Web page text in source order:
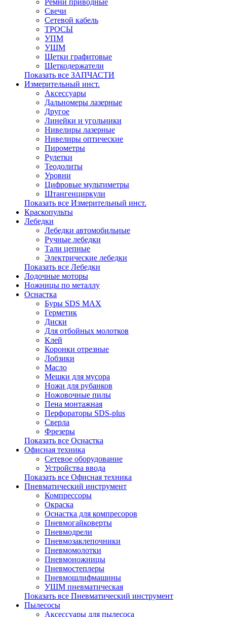
Ремни приводные
Свечи
Сетевой кабель
ТРОСЫ
УПМ
УШМ
Щетки графитовые
Щеткодержатели
Показать все ЗАПЧАСТИ
Измерительный инст.
Аксессуары
Дальномеры лазерные
Другое
Линейки и угольники
Нивелиры лазерные
Нивелиры оптические
Пирометры
Рулетки
Теодолиты
Уровни
Цифровые мультиметры
Штангенциркули
Показать все Измерительный инст.
Краскопульты
Лебедки
Лебедки автомобильные
Ручные лебедки
Тали цепные
Электрические лебедки
Показать все Лебедки
Лодочные моторы
Ножницы по металлу
Оснастка
Буры SDS MAX
Герметик
Диски
Для отбойных молотков
Клей
Коронки отрезные
Лобзики
Масло
Мешки для мусора
Ножи для рубанков
Ножовочные пилы
Пена монтажная
Перфораторы SDS-plus
Сверла
Фрезеры
Показать все Оснастка
Офисная техника
Сетевое оборудование
Устройства ввода
Показать все Офисная техника
Пневматический инструмент
Компрессоры
Окраска
Оснастка для компресоров
Пневмогайковерты
Пневмодрели
Пневмозаклепочники
Пневмомолотки
Пневмоножницы
Пневмостеплеры
Пневмошлифмашины
УШМ пневматическая
Показать все Пневматический инструмент
Пылесосы
Аксессуары для пылесоса